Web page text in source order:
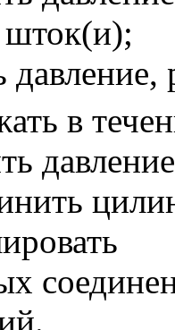
шток(и);
в